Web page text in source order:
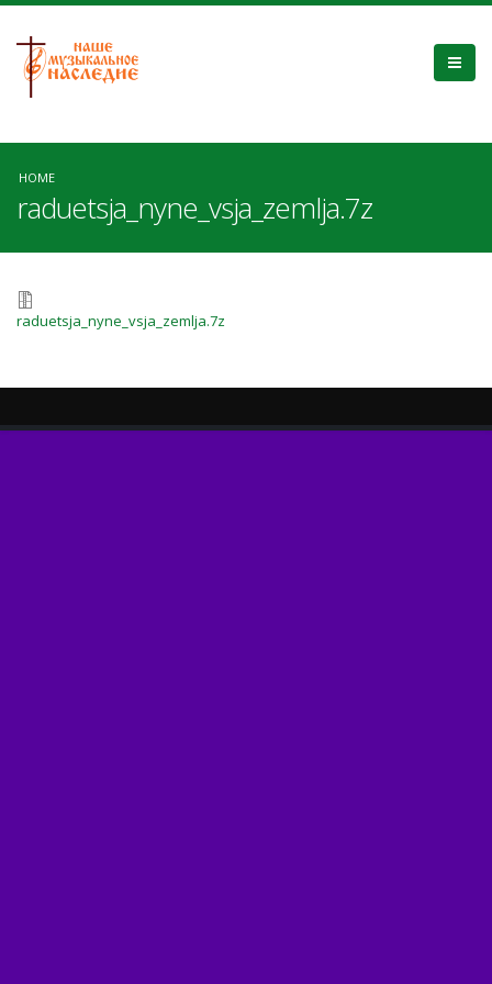
HOME
raduetsja_nyne_vsja_zemlja.7z
raduetsja_nyne_vsja_zemlja.7z